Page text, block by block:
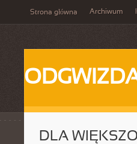
Strona główna Archiwum
DLA